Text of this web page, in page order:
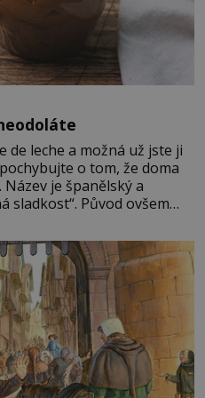
de leche a možná už jste ji
o tom, že doma
je španělský a
sladkost“. Původ ovšem
zemí a k tomu